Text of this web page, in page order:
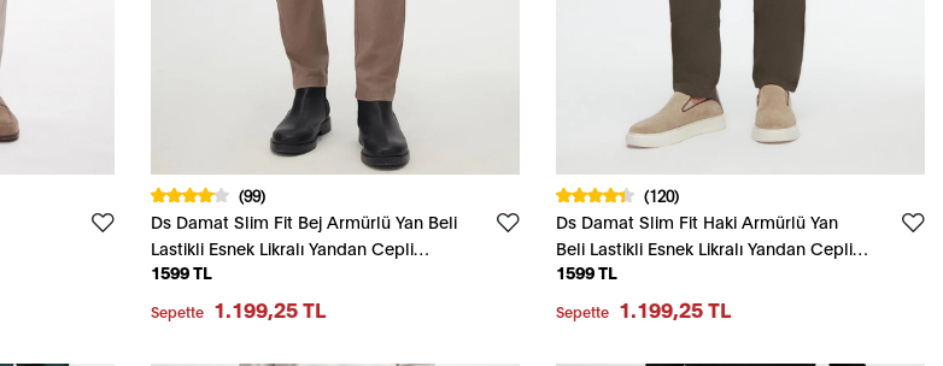
(99)
Ds Damat Slim Fit Bej Armürlü Yan Beli
Lastikli Esnek Likralı Yandan Cepli
Chino Pantolon
1599 TL
Sepette 1.199,25 TL
(120)
Ds Damat Slim Fit Haki Armürlü Yan
Beli Lastikli Esnek Likralı Yandan Cepli
Chino Pantolon
1599 TL
Sepette 1.199,25 TL